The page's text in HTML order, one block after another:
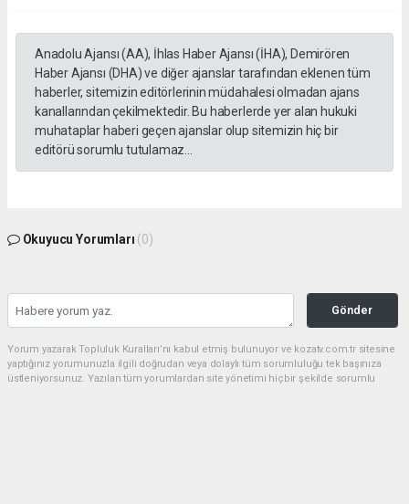
Anadolu Ajansı (AA), İhlas Haber Ajansı (İHA), Demirören
Haber Ajansı (DHA) ve diğer ajanslar tarafından eklenen tüm
haberler, sitemizin editörlerinin müdahalesi olmadan ajans
kanallarından çekilmektedir. Bu haberlerde yer alan hukuki
muhataplar haberi geçen ajanslar olup sitemizin hiç bir
editörü sorumlu tutulamaz...
Okuyucu Yorumları (0)
Gönder
Yorum yazarak Topluluk Kuralları’nı kabul etmiş bulunuyor ve kozatv.com.tr sitesine
yaptığınız yorumunuzla ilgili doğrudan veya dolaylı tüm sorumluluğu tek başınıza
üstleniyorsunuz. Yazılan tüm yorumlardan site yönetimi hiçbir şekilde sorumlu